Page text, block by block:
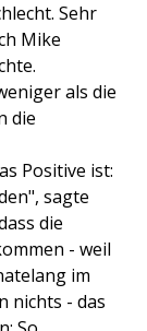
Sehr
Mike
als die
die
Positive ist:
sagte
die
- weil
im
nichts - das